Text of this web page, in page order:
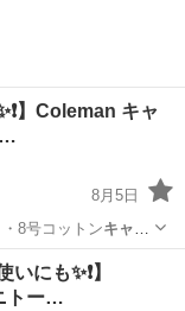
】Coleman キャ
…
8月5日
を採用し、クラシ… ・8号コットンキャン
カラー：サン… バ
ットンキャンバス
にも✨❗️】
トー…